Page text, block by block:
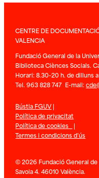
CENTRE DE
VALENCIA
Fundació General de la
Biblioteca Ciènces Socials.
Horari: 8.30-20 h. de dilluns
Tel. 963 828 747 E-mail:
Bústia FGUV|
Política de privacitat
Política de cookies |
Termes i condicions d’ús
© 2026 Fundació General
Savoia 4. 46010 València.